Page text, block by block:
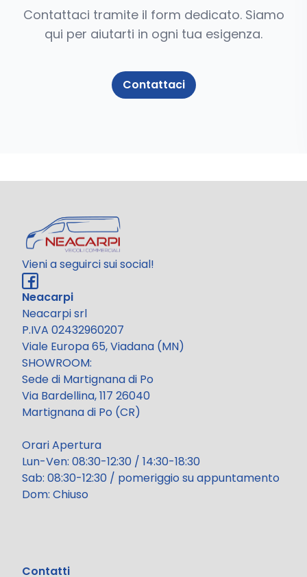
Contattaci tramite il form dedicato. Siamo
qui per aiutarti in ogni tua esigenza.
Contattaci
Vieni a seguirci sui social!
Neacarpi
Neacarpi srl
P.IVA 02432960207
Viale Europa 65, Viadana (MN)
SHOWROOM:
Sede di Martignana di Po
Via Bardellina, 117 26040
Martignana di Po (CR)
Orari Apertura
Lun-Ven: 08:30-12:30 / 14:30-18:30
Sab: 08:30-12:30 / pomeriggio su appuntamento
Dom: Chiuso
Contatti